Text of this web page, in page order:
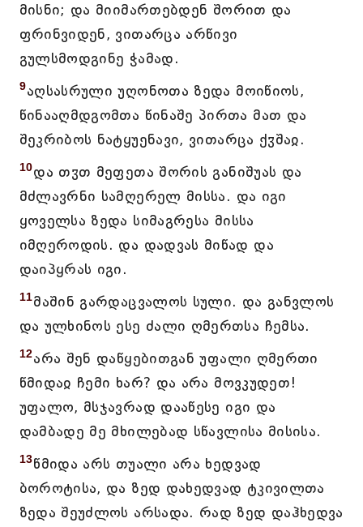
მისნი; და მიიმართებდენ შორით და
ფრინვიდენ, ვითარცა არწივი
გულსმოდგინე ჭამად.
9აღსასრული უღონოთა ზედა მოიწიოს,
წინააღმდგომთა წინაშე პირთა მათ და
შეკრიბოს ნატყუენავი, ვითარცა ქჳშაჲ.
10და თჳთ მეფეთა შორის განიშუას და
მძლავრნი სამღერელ მისსა. და იგი
ყოველსა ზედა სიმაგრესა მისსა
იმღეროდის. და დადვას მიწად და
დაიპყრას იგი.
11მაშინ გარდაცვალოს სული. და განვლოს
და ულხინოს ესე ძალი ღმერთსა ჩემსა.
12არა შენ დაწყებითგან უფალი ღმერთი
წმიდაჲ ჩემი ხარ? და არა მოვკუდეთ!
უფალო, მსჯავრად დააწესე იგი და
დამბადე მე მხილებად სწავლისა მისისა.
13წმიდა არს თუალი არა ხედვად
ბოროტისა, და ზედ დახედვად ტკივილთა
ზედა შეუძლოს არსადა. რად ზედ დაჰხედვა